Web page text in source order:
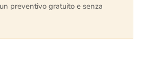
preventivo gratuito e senza